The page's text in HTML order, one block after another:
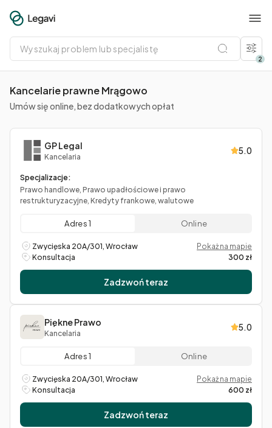
Wyszukaj
problem
lub
specjalistę
2
Kancelarie prawne Mrągowo
Umów się online, bez dodatkowych opłat
GP Legal
Kancelaria
5.0
Specjalizacje:
Prawo handlowe, Prawo upadłościowe i prawo
restrukturyzacyjne, Kredyty frankowe, walutowe
Adres 1 Online
Zwycięska 20A/301, Wrocław
Pokaż na mapie
Konsultacja
300 zł
Zadzwoń teraz
Piękne Prawo
Kancelaria
5.0
Adres 1 Online
Zwycięska 20A/301, Wrocław
Pokaż na mapie
Konsultacja
600 zł
Zadzwoń teraz